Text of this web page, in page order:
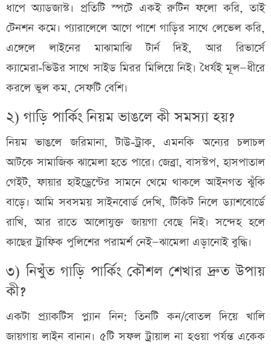
ধাপে অ্যাডজাস্ট। প্রতিটি স্পটে একই রুটিন ফলো করি, তাই
টেনশন কমে। প্যারালেলে আগে পাশে গাড়ির সাথে লেভেল করি,
এঙ্গেলে লাইনের মাঝামাঝি টার্ন দিই, আর রিভার্সে
ক্যামেরা‑ভিউর সাথে সাইড মিরর মিলিয়ে নিই। ধৈর্যই মূল—ধীরে
করলে ভুল কম, সেফটি বেশি।
২) গাড়ি পার্কিং নিয়ম ভাঙলে কী সমস্যা হয়?
নিয়ম ভাঙলে জরিমানা, টাউ‑ট্রাক, এমনকি অন্যের চলাচল
আটকে সামাজিক ঝামেলা হতে পারে। জেব্রা, বাসস্টপ, হাসপাতাল
গেইট, ফায়ার হাইড্রেন্টের সামনে থেমে থাকলে আইনগত ঝুঁকি
বাড়ে। আমি সবসময় সাইনবোর্ড দেখি, টিকিট নিলে ড্যাশবোর্ডে
রাখি, আর রাতে আলোযুক্ত জায়গা বেছে নিই। সন্দেহ হলে
কাছের ট্রাফিক পুলিশের পরামর্শ নেই—ঝামেলা এড়ানোই বুদ্ধি।
৩) নিখুঁত গাড়ি পার্কিং কৌশল শেখার দ্রুত উপায়
কী?
একটা প্র্যাকটিস প্ল্যান নিন: তিনটি কন/বোতল দিয়ে খালি
জায়গায় লাইন বানান। ৫টি সফল ট্রায়াল না হওয়া পর্যন্ত একেক